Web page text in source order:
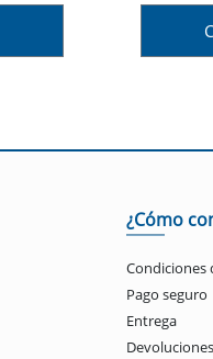
¿Cómo
Condiciones
Pago seguro
Entrega
Devoluciones